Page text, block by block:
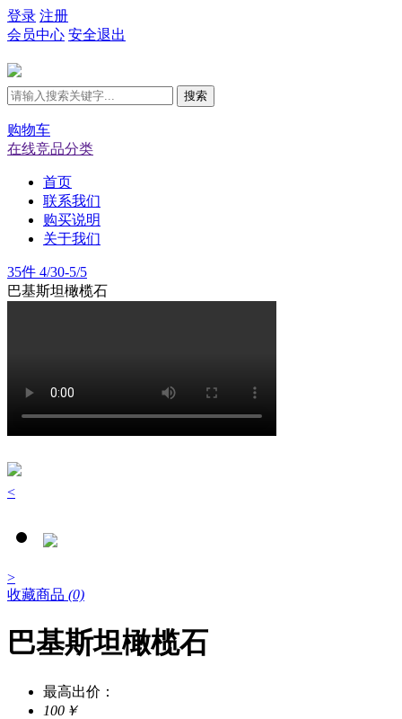
登录 注册
会员中心 安全退出
搜索
购物车
在线竞品分类
首页
联系我们
购买说明
关于我们
35件 4/30-5/5
巴基斯坦橄榄石
<
>
收藏商品 (0)
巴基斯坦橄榄石
最高出价：
100￥